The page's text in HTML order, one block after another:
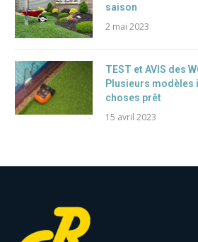
saison
2 mai 2023
TEST et AVIS des
Plusieurs modèles
choses prêt
15 avril 2023